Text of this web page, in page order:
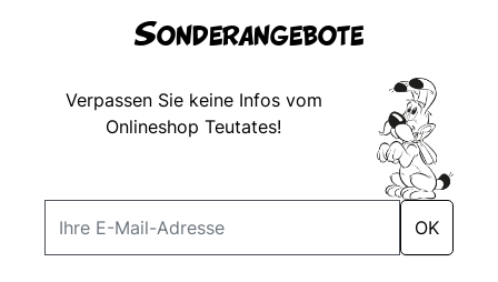
Sonderangebote
Verpassen Sie keine Infos vom
Onlineshop Teutates!
OK